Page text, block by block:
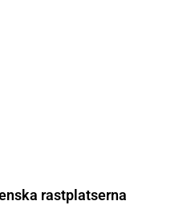
rastplatserna